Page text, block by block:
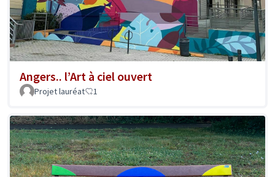
Angers.. l’Art à ciel ouvert
Projet lauréat 1